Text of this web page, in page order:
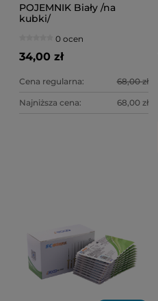
POJEMNIK Biały /na
kubki/
0 ocen
34,00 zł
Cena regularna: 68,00 zł
Najniższa cena: 68,00 zł